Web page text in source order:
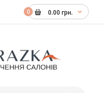
0 0.00 грн.